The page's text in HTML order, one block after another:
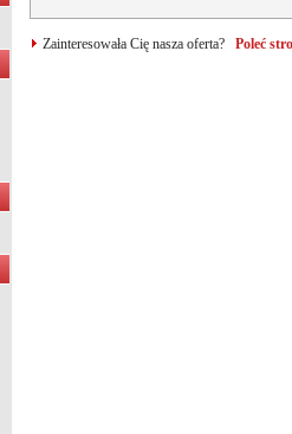
Zainteresowała Cię nasza oferta? Poleć